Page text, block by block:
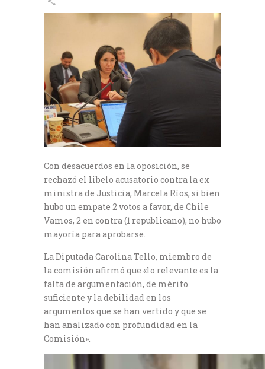
Con desacuerdos en la oposición, se
rechazó el libelo acusatorio contra la ex
ministra de Justicia, Marcela Ríos, si bien
hubo un empate 2 votos a favor, de Chile
Vamos, 2 en contra (1 republicano), no hubo
mayoría para aprobarse.
La Diputada Carolina Tello, miembro de
la comisión afirmó que «lo relevante es la
falta de argumentación, de mérito
suficiente y la debilidad en los
argumentos que se han vertido y que se
han analizado con profundidad en la
Comisión».